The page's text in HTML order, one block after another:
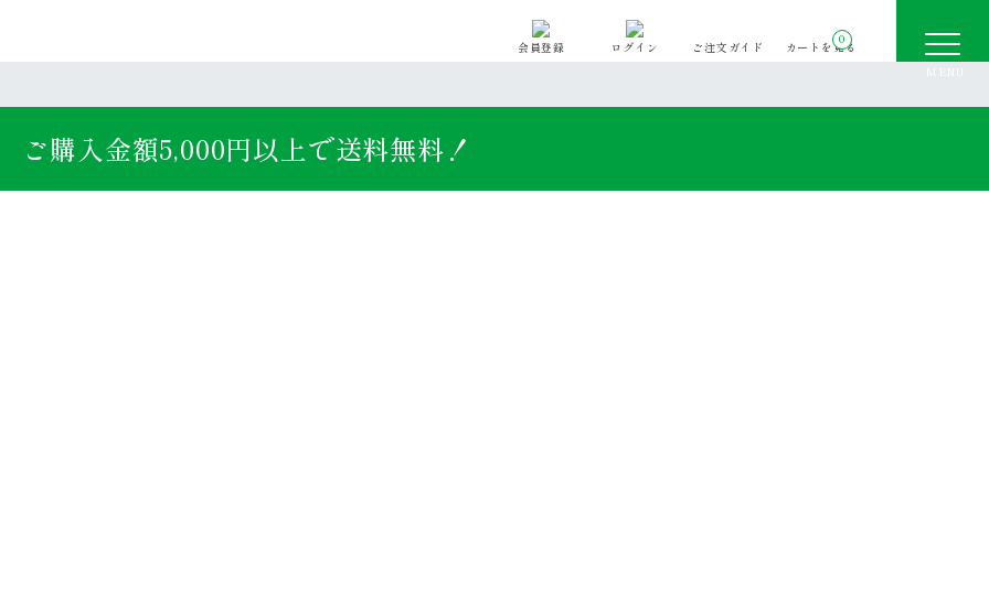
会員登録 ログイン ご注文ガイド
0
カートを見る
会員登録 カートを見る
会員登録 ログイン ご注文ガイド
0
カートを見る
ご購入金額5,000円以上で送料無料！